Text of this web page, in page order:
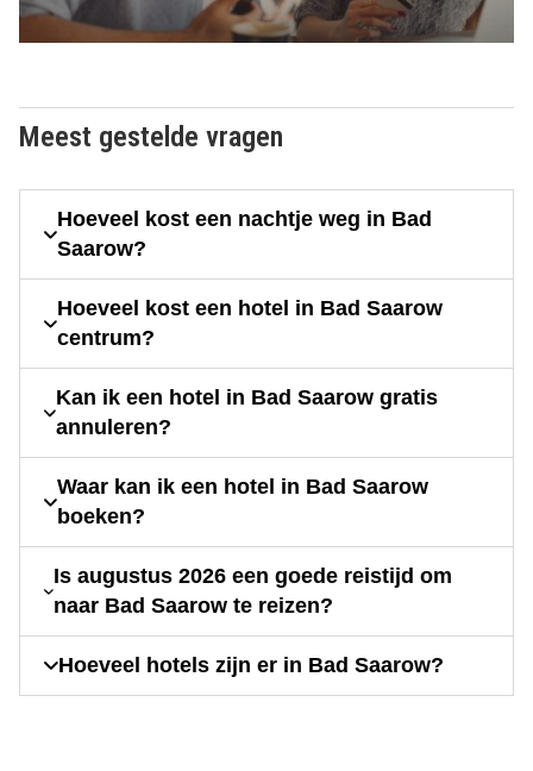
Meest gestelde vragen
Hoeveel kost een nachtje weg in Bad
Saarow?
Hoeveel kost een hotel in Bad Saarow
centrum?
Kan ik een hotel in Bad Saarow gratis
annuleren?
Waar kan ik een hotel in Bad Saarow
boeken?
Is augustus 2026 een goede reistijd om
naar Bad Saarow te reizen?
Hoeveel hotels zijn er in Bad Saarow?